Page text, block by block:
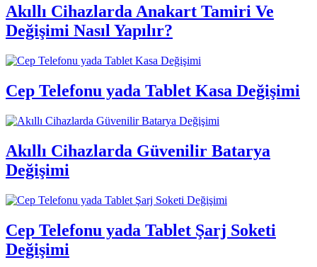
Akıllı Cihazlarda Anakart Tamiri Ve
Değişimi Nasıl Yapılır?
Cep Telefonu yada Tablet Kasa Değişimi
Akıllı Cihazlarda Güvenilir Batarya
Değişimi
Cep Telefonu yada Tablet Şarj Soketi
Değişimi